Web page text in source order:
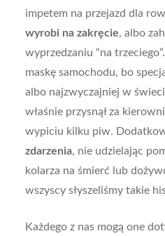
impetem na przejazd dla
wyrobi na zakręcie, albo
wyprzedzaniu “na
maskę samochodu, bo
albo najzwyczajniej w
właśnie przysnął za
wypiciu kilku piw.
zdarzenia, nie udzielając
kolarza na śmierć lub
wszyscy słyszeliśmy takie
Każdego z nas mogą one